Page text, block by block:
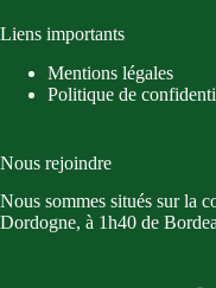
Liens importants
Mentions légales
Politique de
Nous rejoindre
Nous sommes situés sur la
Dordogne, à 1h40 de